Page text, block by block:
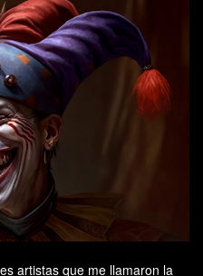
artistas que me llamaron la